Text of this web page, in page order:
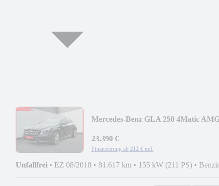
Mercedes-Benz GLA 250 4Matic
23.390 €
Finanzierung ab 212 € mtl.
Unfallfrei • EZ 08/2018 • 81.617 km • 155 kW (211 PS) •